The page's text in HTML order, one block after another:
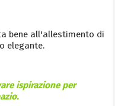
bene all'allestimento di
elegante.
ispirazione per